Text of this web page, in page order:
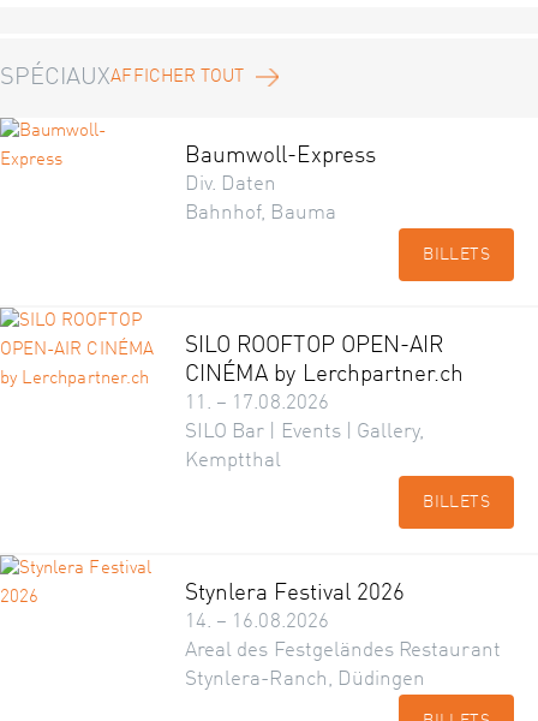
SPÉCIAUXAFFICHER TOUT
Baumwoll-Express
Div. Daten
Bahnhof, Bauma
BILLETS
SILO ROOFTOP OPEN-AIR
CINÉMA by Lerchpartner.ch
11. – 17.08.2026
SILO Bar | Events | Gallery,
Kemptthal
BILLETS
Stynlera Festival 2026
14. – 16.08.2026
Areal des Festgeländes Restaurant
Stynlera-Ranch, Düdingen